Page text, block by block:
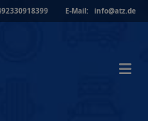
E-Mail: info@atz.de